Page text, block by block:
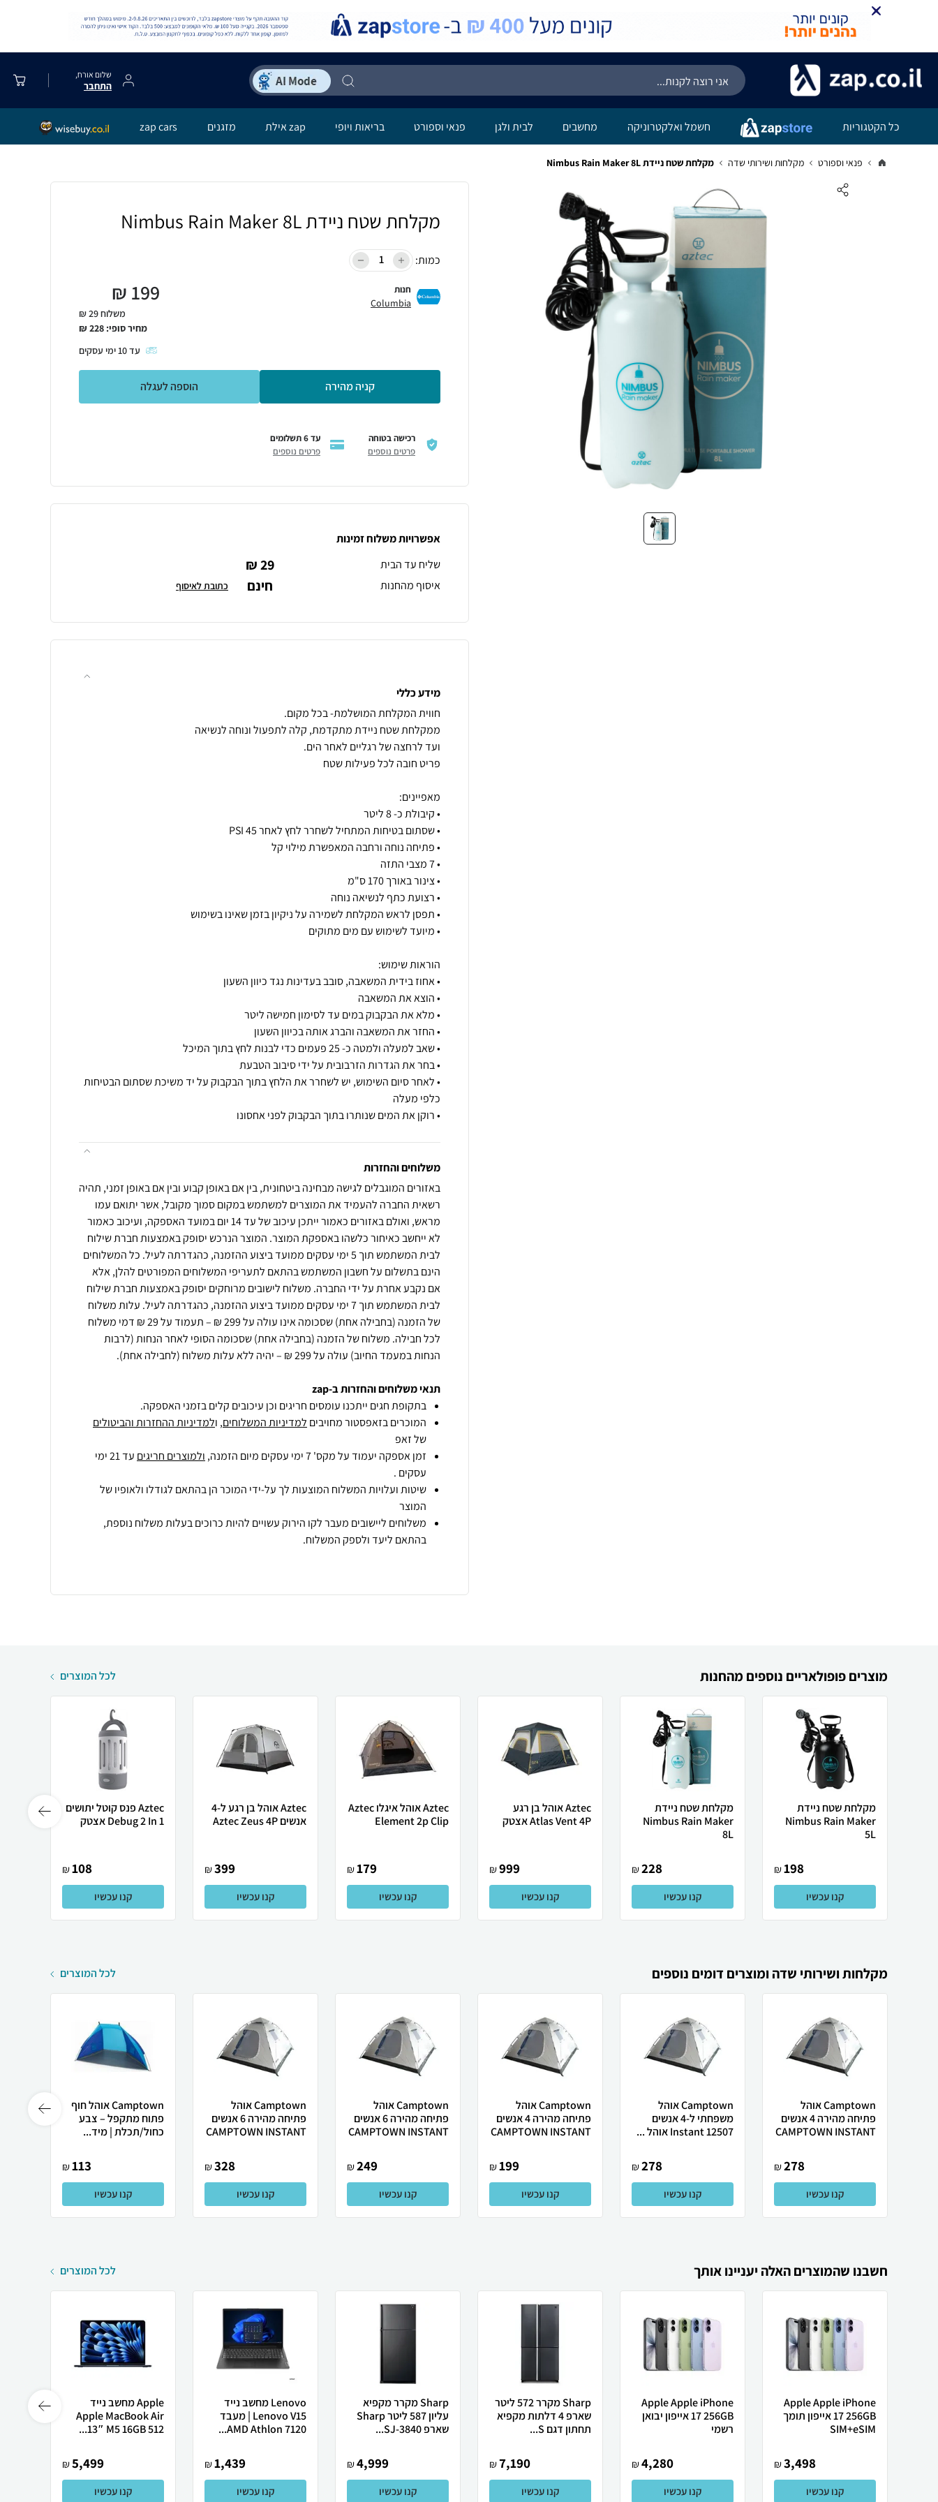
שלום אורח,
התחבר
כל הקטגוריות חשמל ואלקטרוניקה מחשבים לבית ולגן פנאי וספורט בריאות ויופי zap אילת מזגנים zap cars
פנאי וספורט מקלחות ושירותי שדה מקלחת שטח ניידת Nimbus Rain Maker 8L
מקלחת שטח ניידת Nimbus Rain Maker 8L
כמות:
חנות
Columbia
199
₪
משלוח 29 ₪
מחיר סופי: 228
₪
עד10 ימי עסקים
קניה מהירה הוספה לעגלה
רכישה בטוחה
פרטים נוספים
עד 6 תשלומים
פרטים נוספים
אפשרויות משלוח זמינות
שליח עד הבית
29 ₪
איסוף מהחנות חינם כתובת לאיסוף
מידע כללי
• לאחר סיום השימוש, יש לשחרר את הלחץ בתוך הבקבוק על יד משיכת שסתום הבטיחות
• רוקן את המים שנותרו בתוך הבקבוק לפני אחסונו
משלוחים והחזרות
באזורים המוגבלים לגישה מבחינה ביטחונית, בין אם באופן קבוע ובין אם באופן זמני, תהיה
רשאית החברה להעמיד את המוצרים למשתמש במקום סמוך מקובל, אשר יתואם עמו
מראש, ואולם באזורים כאמור ייתכן עיכוב של עד 14 יום במועד האספקה, ועיכוב כאמור
לא ייחשב כאיחור כלשהו באספקת המוצר. המוצר הנרכש יסופק באמצעות חברת שילוח
לבית המשתמש תוך 5 ימי עסקים ממועד ביצוע ההזמנה, כהגדרתה לעיל. כל המשלוחים
הינם בתשלום על חשבון המשתמש בהתאם לתעריפי המשלוחים המפורטים להלן, אלא
אם נקבע אחרת על ידי החברה. משלוח לישובים מרוחקים יסופק באמצעות חברת שילוח
לבית המשתמש תוך 7 ימי עסקים ממועד ביצוע ההזמנה, כהגדרתה לעיל. עלות משלוח
של הזמנה (בחבילה אחת) שסכומה אינו עולה על 299 ₪ – תעמוד על 29 ₪ דמי משלוח
לכל חבילה. משלוח של הזמנה (בחבילה אחת) שסכומה הסופי לאחר הנחות (לרבות
הנחות במעמד החיוב) עולה על 299 ₪ – יהיה ללא עלות משלוח (לחבילה אחת).
תנאי משלוחים והחזרות ב-zap
בתקופת חגים ייתכנו עומסים חריגים וכן עיכובים קלים בזמני האספקה.
המוכרים בזאפסטור מחויבים למדיניות המשלוחים, ולמדיניות ההחזרות והביטולים
של זאפ
זמן אספקה יעמוד על מקס' 7 ימי עסקים מיום הזמנה,
ולמוצרים חריגים
עד 21 ימי
עסקים .
שיטות ועלויות המשלוח המוצעות לך על-ידי המוכר הן בהתאם לגודלו ולאופיו של
המוצר
משלוחים ליישובים מעבר לקו הירוק עשויים להיות כרוכים בעלות משלוח נוספת,
בהתאם ליעד ולספק המשלוח.
מוצרים פופולאריים נוספים מהחנות לכל המוצרים
מקלחת שטח ניידת
Nimbus Rain Maker
5L
198
₪
קנו עכשיו
מקלחת שטח ניידת
Nimbus Rain Maker
8L
228
₪
קנו עכשיו
Aztec אוהל בן רגע
Atlas Vent 4P אצטק
999
₪
קנו עכשיו
Aztec אוהל איגלו Aztec
Element 2p Clip
179
₪
קנו עכשיו
Aztec ‏אוהל בן רגע ‏ל-4
אנשים Aztec Zeus 4P
399
₪
קנו עכשיו
Aztec פנס קוטל יתושים
Debug 2 In 1 אצטק
108
₪
קנו עכשיו
מקלחות ושירותי שדה ומוצרים דומים נוספים לכל המוצרים
Camptown אוהל
פתיחה מהירה 4 אנשים
CAMPTOWN INSTANT
278
₪
קנו עכשיו
Camptown אוהל
משפחתי ל-4 אנשים
12507 Instant אוהל ...
278
₪
קנו עכשיו
Camptown אוהל
פתיחה מהירה 4 אנשים
CAMPTOWN INSTANT
199
₪
קנו עכשיו
Camptown אוהל
פתיחה מהירה 6 אנשים
CAMPTOWN INSTANT
249
₪
קנו עכשיו
Camptown אוהל
פתיחה מהירה 6 אנשים
CAMPTOWN INSTANT
328
₪
קנו עכשיו
Camptown אוהל חוף
פתוח מתקפל – צבע
כחול/תכלת | מיד...
113
₪
קנו עכשיו
חשבנו שהמוצרים האלה יעניינו אותך לכל המוצרים
Apple Apple iPhone
17 256GB אייפון תומך
SIM+eSIM
3,498
₪
קנו עכשיו
Apple Apple iPhone
17 256GB אייפון יבואן
רשמי
4,280
₪
קנו עכשיו
Sharp מקרר 572 ליטר
שארפ 4 דלתות מקפיא
תחתון דגם S...
7,190
₪
קנו עכשיו
Sharp מקרר מקפיא
עליון 587 ליטר Sharp
שארפ SJ-3840...
4,999
₪
קנו עכשיו
Lenovo מחשב נייד
Lenovo V15 | מעבד
AMD Athlon 7120...
1,439
₪
קנו עכשיו
Apple מחשב נייד
Apple MacBook Air
13″ M5 ‎16GB 512...
5,499
₪
קנו עכשיו